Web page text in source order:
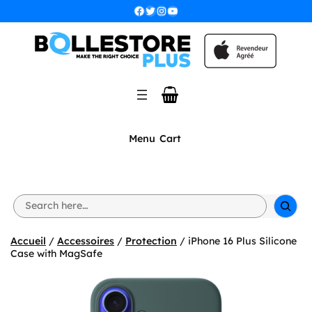
Facebook Twitter InstagramYouTube
Menu Cart
S
e
r
c
Accueil / Accessoires / Protection / iPhone 16 Plus Silicone
Case with MagSafe